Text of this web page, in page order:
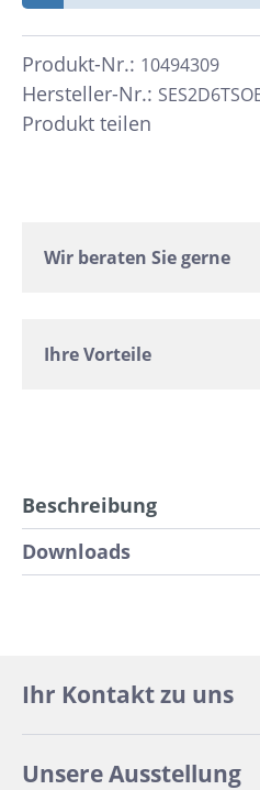
Hersteller-Nr.:
Produkt-Nr.: 10494309
Produkt teilen
Wir beraten Sie gerne
Ihre Vorteile
Beschreibung
Downloads
Ihr Kontakt zu uns
Unsere Ausstellung